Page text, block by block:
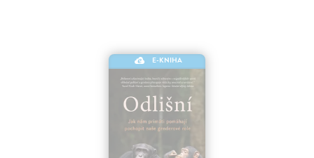
E-KNIHA